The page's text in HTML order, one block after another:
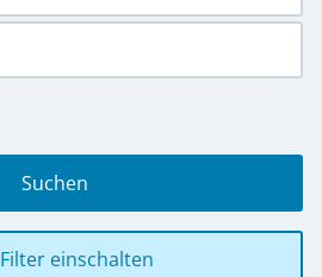
Suchen
Filter einschalten